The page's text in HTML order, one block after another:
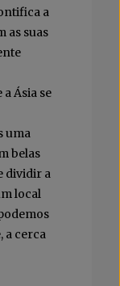
a
as suas
Ásia se
uma
belas
dividir a
local
a cerca